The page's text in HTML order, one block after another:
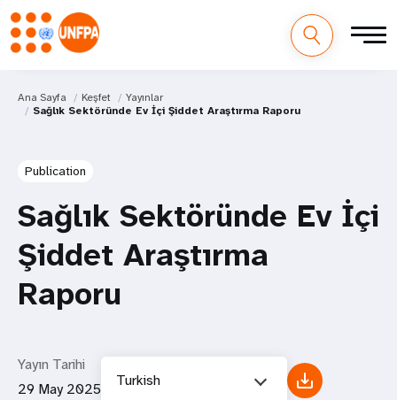
Ana Sayfa Keşfet
Yayınlar
Sağlık Sektöründe Ev İçi Şiddet Araştırma Raporu
Publication
Sağlık Sektöründe Ev İçi
Şiddet Araştırma
Raporu
Yayın Tarihi
29 May 2025
Turkish